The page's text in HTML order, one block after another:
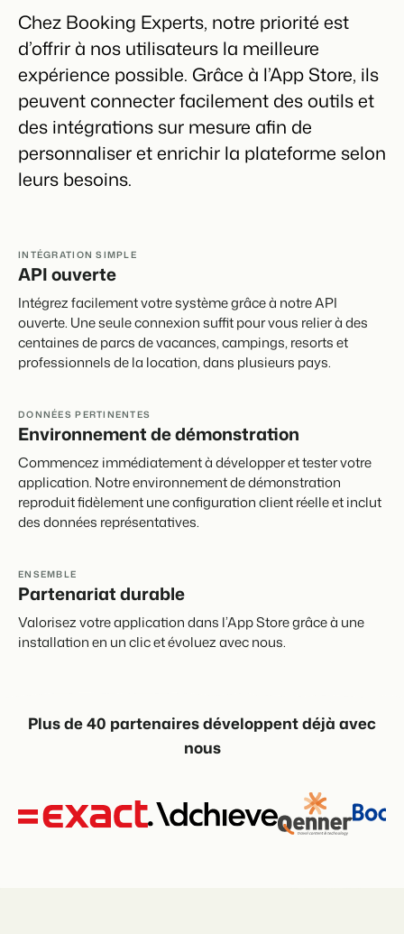
Attirez des prospects pour la vente de vos biens locatifs.
Accueillez vos clients dans leur langue.
Marketing
Marketing en ligne
Marketing Immobilier
Votre projet est vendu en un rien de temps
Booking Analytics
Solution reporting Premium
Présentation de Booking Experts
Découvrez les possibilités infinies de la plateforme Booking
Experts
de vacances
Pour les Groupes
Découvrez les avantages de Booking Experts pour un
groupe
Faites notre connaissance lors de différents événements
Trust Center
La confiance chez Booking Experts
À propos de nous
Service client
Emplois / Carrièrres
Trouvez votre nouveau job de rêve !
Contact
Contactez nous.
À propos de nous
Chez Booking Experts, notre priorité est
d’offrir à nos utilisateurs la meilleure
expérience possible. Grâce à l’App Store, ils
peuvent connecter facilement des outils et
des intégrations sur mesure afin de
personnaliser et enrichir la plateforme selon
leurs besoins.
INTÉGRATION SIMPLE
API ouverte
Intégrez facilement votre système grâce à notre API
ouverte. Une seule connexion suffit pour vous relier à des
centaines de parcs de vacances, campings, resorts et
professionnels de la location, dans plusieurs pays.
DONNÉES PERTINENTES
Environnement de démonstration
Commencez immédiatement à développer et tester votre
application. Notre environnement de démonstration
reproduit fidèlement une configuration client réelle et inclut
des données représentatives.
ENSEMBLE
Partenariat durable
Valorisez votre application dans l’App Store grâce à une
installation en un clic et évoluez avec nous.
Plus de 40 partenaires développent déjà avec
nous